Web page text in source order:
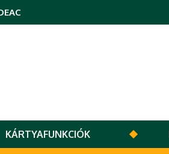
KÁRTYAFUNKCIÓK